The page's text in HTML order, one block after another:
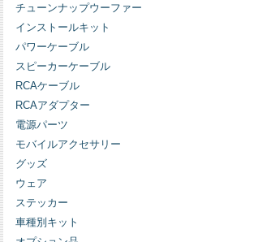
チューンナップウーファー
インストールキット
パワーケーブル
スピーカーケーブル
RCAケーブル
RCAアダプター
電源パーツ
モバイルアクセサリー
グッズ
ウェア
ステッカー
車種別キット